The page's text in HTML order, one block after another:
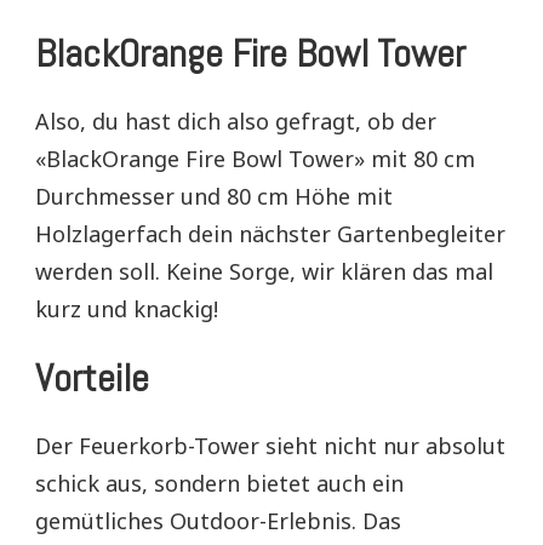
BlackOrange Fire Bowl Tower
Also, du hast dich also gefragt, ob der
«BlackOrange Fire Bowl Tower» mit 80 cm
Durchmesser und 80 cm Höhe mit
Holzlagerfach dein nächster Gartenbegleiter
werden soll. Keine Sorge, wir klären das mal
kurz und knackig!
Vorteile
Der Feuerkorb-Tower sieht nicht nur absolut
schick aus, sondern bietet auch ein
gemütliches Outdoor-Erlebnis. Das